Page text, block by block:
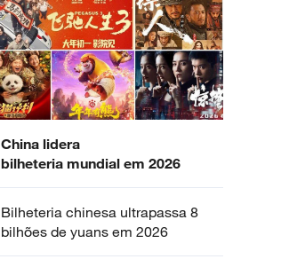
China lidera
bilheteria mundial em 2026
Bilheteria chinesa ultrapassa 8
bilhões de yuans em 2026